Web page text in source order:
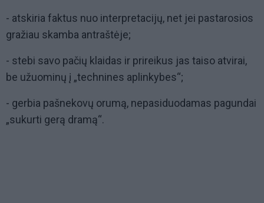
- atskiria faktus nuo interpretacijų, net jei pastarosios
gražiau skamba antraštėje;
- stebi savo pačių klaidas ir prireikus jas taiso atvirai,
be užuominų į „technines aplinkybes“;
- gerbia pašnekovų orumą, nepasiduodamas pagundai
„sukurti gerą dramą“.